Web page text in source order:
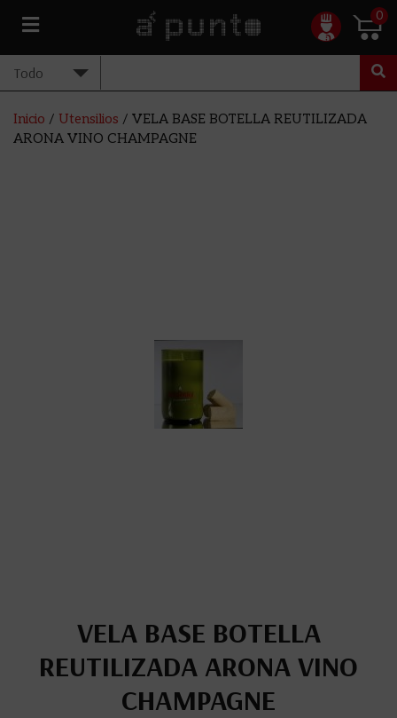
0
Inicio / Utensilios / VELA BASE BOTELLA REUTILIZADA
ARONA VINO CHAMPAGNE
VELA BASE BOTELLA
REUTILIZADA ARONA VINO
CHAMPAGNE